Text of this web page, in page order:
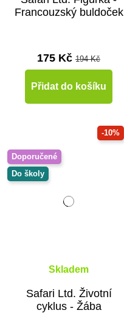
Francouzský buldoček
175 Kč 194 Kč
Přidat do košíku
-10%
Doporučené
Do školy
Skladem
Safari Ltd. Životní
cyklus - Žába